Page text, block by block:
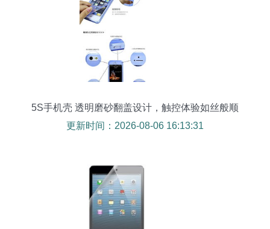
5S手机壳 透明磨砂翻盖设计，触控体验如丝般顺
滑
更新时间：2026-08-06 16:13:31